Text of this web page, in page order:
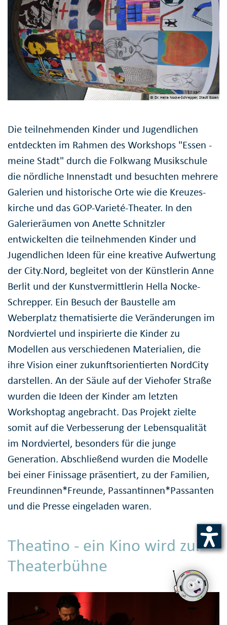
© Dr. Hella Nocke-Schrepper, Stadt Essen
Die teilnehm­enden Kinder und Jugendlichen
entdeckten im Rahmen des Workshops "Essen -
meine Stadt" durch die Folkwang Musik­schule
die nördliche Innenstadt und besuchten mehrere
Galerien und historische Orte wie die Kreuzes­
kirche und das GOP-Varieté-Theater. In den
Galerie­räumen von Anette Schnitzler
entwickelten die teilnehmen­den Kinder und
Jugendlichen Ideen für eine kreative Aufwertung
der City.Nord, begleitet von der Künstlerin Anne
Berlit und der Kunst­vermittlerin Hella Nocke-
Schrepper. Ein Besuch der Baustelle am
Weberplatz thematisierte die Verän­derungen im
Nordviertel und inspirierte die Kinder zu
Modellen aus verschiedenen Materialien, die
ihre Vision einer zukunfts­orientierten NordCity
darstellen. An der Säule auf der Viehofer Straße
wurden die Ideen der Kinder am letzten
Workshoptag angebracht. Das Projekt zielte
somit auf die Verbes­serung der Lebens­qualität
im Nordviertel, besonders für die junge
Generation. Abschließend wurden die Modelle
bei einer Finissage präsentiert, zu der Familien,
Freundinnen*Freunde, Passantin­nen*Passanten
und die Presse eingeladen waren.
Theatino - ein Kino wird zur
Theaterbühne